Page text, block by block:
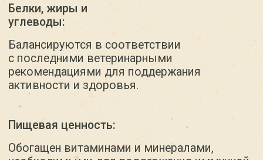
в замороженном виде. Хранить продукт
стоит в морозильной камере обычного
холодильника. При температуре -18*
вы спокойно можете хранить порции до 3х
месяцев.
Рекомендации по кормлению:
На упаковке вы найдете подробную таблицу
на весе, возрасте и уровне активности
вашей собаки. Обязательно следуйте этим
рекомендациям, чтобы обеспечить вашему
питомцу полноценное и сбалансированное
питание.